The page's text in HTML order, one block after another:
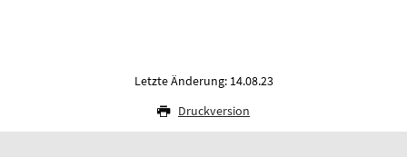
Letzte Änderung: 14.08.23
Druckversion